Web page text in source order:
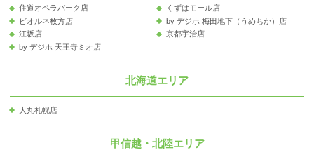
住道オペラパーク店
くずはモール店
ビオルネ枚方店
by デジホ 梅田地下（うめちか）店
江坂店
京都宇治店
by デジホ 天王寺ミオ店
北海道エリア
大丸札幌店
甲信越・北陸エリア